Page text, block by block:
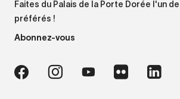
Faites du Palais de la Porte Dorée l'un
préférés !
Abonnez-vous